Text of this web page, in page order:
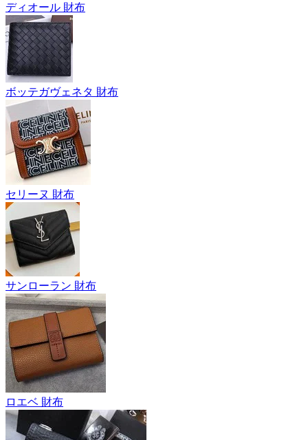
ディオール 財布
ボッテガヴェネタ 財布
セリーヌ 財布
サンローラン 財布
ロエベ 財布